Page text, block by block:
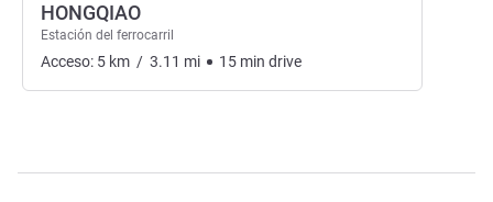
HONGQIAO
Estación del ferrocarril
Acceso: 5 km / 3.11 mi 15 min drive